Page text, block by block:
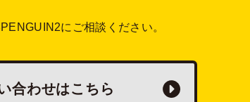
PENGUIN2にご相談ください。
合わせはこちら